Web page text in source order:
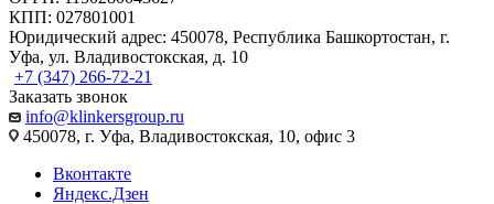
КПП: 027801001
Юридический адрес: 450078, Республика Башкортостан, г.
Уфа, ул. Владивостокская, д. 10
+7 (347) 266-72-21
Заказать звонок
info@klinkersgroup.ru
450078, г. Уфа, Владивостокская, 10, офис 3
Вконтакте
Яндекс.Дзен